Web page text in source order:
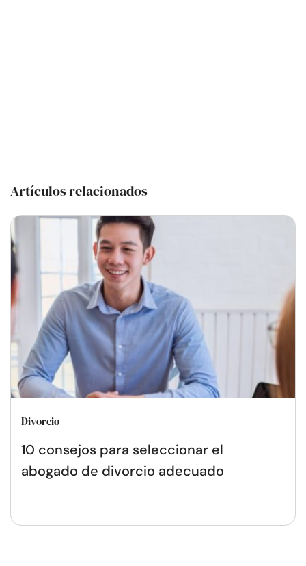
Artículos relacionados
Divorcio
10 consejos para seleccionar el
abogado de divorcio adecuado